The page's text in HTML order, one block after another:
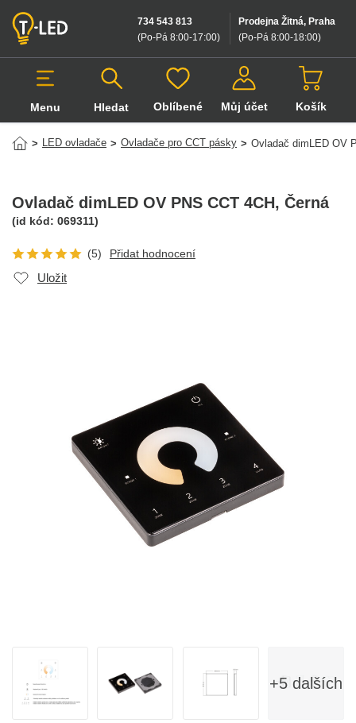
Prodejna Žitná, Praha
(Po-Pá 8:00-18:00)
734 543 813
(Po-Pá 8:00-17:00)
Menu Hledat
Hledat v produktech
Oblíbené Můj účet Košík
> LED ovladače > Ovladače pro CCT pásky > Ovladač dimLED OV
+5 dalších
Ovladač dimLED OV PNS CCT 4CH, Černá
(id kód: 069311)
(5) Přidat hodnocení
Uložit